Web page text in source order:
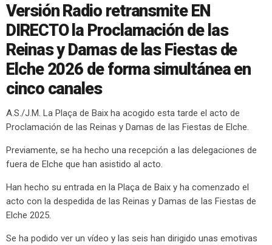
Versión Radio retransmite EN
DIRECTO la Proclamación de las
Reinas y Damas de las Fiestas de
Elche 2026 de forma simultánea en
cinco canales
A.S./J.M. La Plaça de Baix ha acogido esta tarde el acto de
Proclamación de las Reinas y Damas de las Fiestas de Elche.
Previamente, se ha hecho una recepción a las delegaciones de
fuera de Elche que han asistido al acto.
Han hecho su entrada en la Plaça de Baix y ha comenzado el
acto con la despedida de las Reinas y Damas de las Fiestas de
Elche 2025.
Se ha podido ver un vídeo y las seis han dirigido unas emotivas